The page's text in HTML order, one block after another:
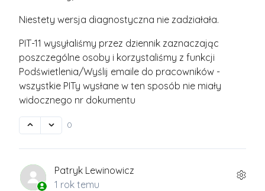
Niestety wersja diagnostyczna nie zadziałała.
PIT-11 wysyłaliśmy przez dziennik zaznaczając
poszczególne osoby i korzystaliśmy z funkcji
Podświetlenia/Wyślij emaile do pracowników -
wszystkie PITy wysłane w ten sposób nie miały
widocznego nr dokumentu
0
Patryk Lewinowicz
1 rok temu